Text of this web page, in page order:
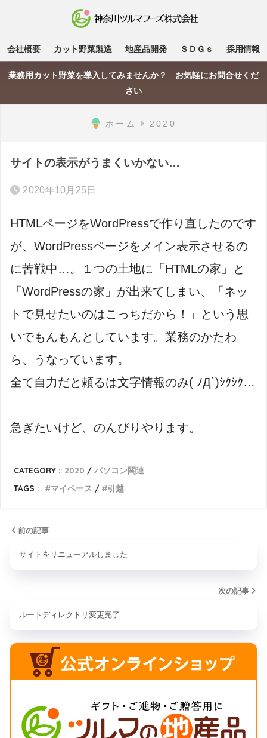
会社概要 カット野菜製造 地産品開発 ＳＤＧｓ 採用情報
業務用カット野菜を導入してみませんか？ お気軽にお問合せくだ
さい
ホーム 2020
サイトの表示がうまくいかない…
2020年10月25日
HTMLページをWordPressで作り直したのです
が、WordPressページをメイン表示させるの
に苦戦中…。１つの土地に「HTMLの家」と
「WordPressの家」が出来てしまい、「ネッ
トで見せたいのはこっちだから！」という思
いでもんもんとしています。業務のかたわ
ら、うなっています。
全て自力だと頼るは文字情報のみ( ﾉД`)ｼｸｼｸ…
急ぎたいけど、のんびりやります。
CATEGORY : 2020
パソコン関連
TAGS :
マイペース 引越
前の記事
サイトをリニューアルしました
次の記事
ルートディレクトリ変更完了